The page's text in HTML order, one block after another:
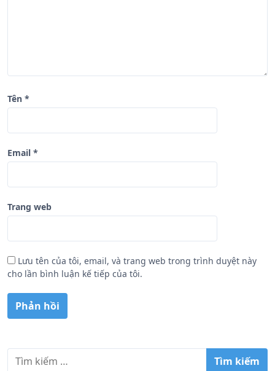
Tên *
Email *
Trang web
Lưu tên của tôi, email, và trang web trong trình duyệt này
cho lần bình luận kế tiếp của tôi.